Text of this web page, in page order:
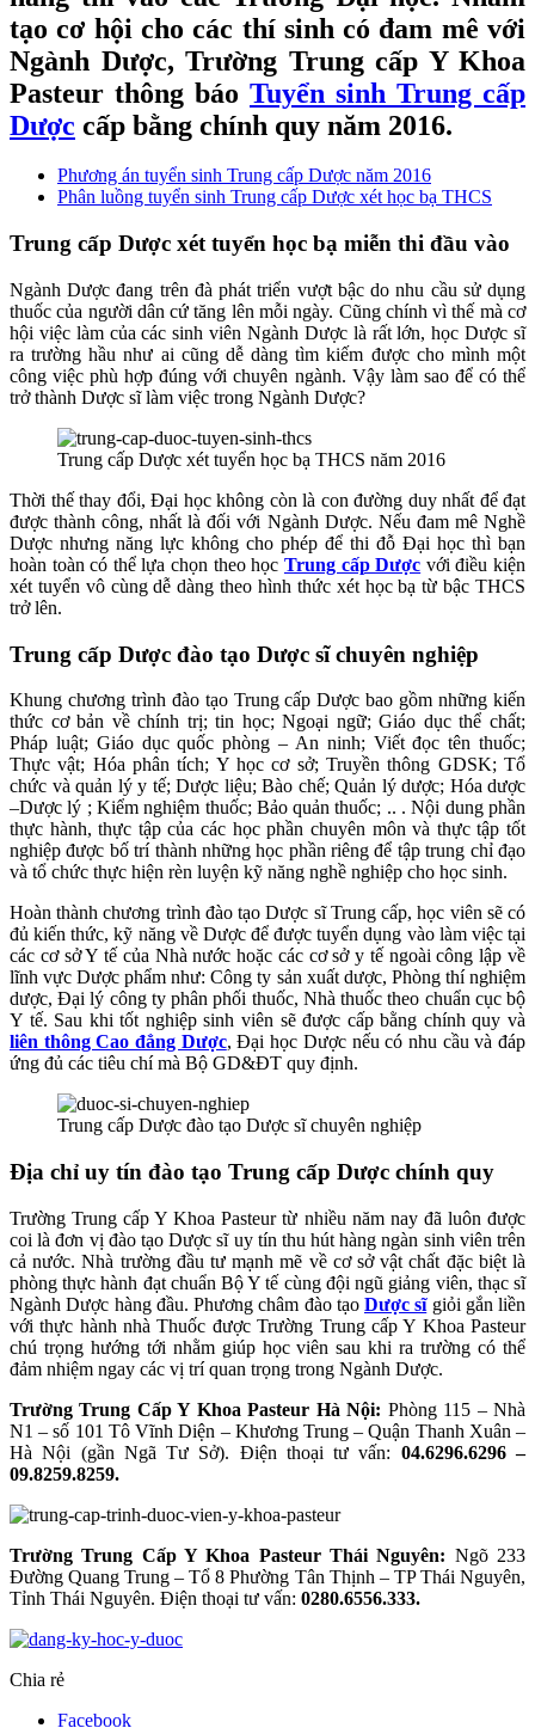
tạo cơ hội cho các thí sinh có đam mê với
Ngành Dược, Trường Trung cấp Y Khoa
Pasteur thông báo Tuyển sinh Trung cấp
Dược cấp bằng chính quy năm 2016.
Phương án tuyển sinh Trung cấp Dược năm 2016
Phân luồng tuyển sinh Trung cấp Dược xét học bạ THCS
Trung cấp Dược xét tuyển học bạ miễn thi đầu vào
Ngành Dược đang trên đà phát triển vượt bậc do nhu cầu sử dụng
thuốc của người dân cứ tăng lên mỗi ngày. Cũng chính vì thế mà cơ
hội việc làm của các sinh viên Ngành Dược là rất lớn, học Dược sĩ
ra trường hầu như ai cũng dễ dàng tìm kiếm được cho mình một
công việc phù hợp đúng với chuyên ngành. Vậy làm sao để có thể
trở thành Dược sĩ làm việc trong Ngành Dược?
Trung cấp Dược xét tuyển học bạ THCS năm 2016
Thời thế thay đổi, Đại học không còn là con đường duy nhất để đạt
được thành công, nhất là đối với Ngành Dược. Nếu đam mê Nghề
Dược nhưng năng lực không cho phép để thi đỗ Đại học thì bạn
hoàn toàn có thể lựa chọn theo học Trung cấp Dược với điều kiện
xét tuyển vô cùng dễ dàng theo hình thức xét học bạ từ bậc THCS
trở lên.
Trung cấp Dược đào tạo Dược sĩ chuyên nghiệp
Khung chương trình đào tạo Trung cấp Dược bao gồm những kiến
thức cơ bản về chính trị; tin học; Ngoại ngữ; Giáo dục thể chất;
Pháp luật; Giáo dục quốc phòng – An ninh; Viết đọc tên thuốc;
Thực vật; Hóa phân tích; Y học cơ sở; Truyền thông GDSK; Tổ
chức và quản lý y tế; Dược liệu; Bào chế; Quản lý dược; Hóa dược
–Dược lý ; Kiểm nghiệm thuốc; Bảo quản thuốc; .. . Nội dung phần
thực hành, thực tập của các học phần chuyên môn và thực tập tốt
nghiệp được bố trí thành những học phần riêng để tập trung chỉ đạo
và tổ chức thực hiện rèn luyện kỹ năng nghề nghiệp cho học sinh.
Hoàn thành chương trình đào tạo Dược sĩ Trung cấp, học viên sẽ có
đủ kiến thức, kỹ năng về Dược để được tuyển dụng vào làm việc tại
các cơ sở Y tế của Nhà nước hoặc các cơ sở y tế ngoài công lập về
lĩnh vực Dược phẩm như: Công ty sản xuất dược, Phòng thí nghiệm
dược, Đại lý công ty phân phối thuốc, Nhà thuốc theo chuẩn cục bộ
Y tế. Sau khi tốt nghiệp sinh viên sẽ được cấp bằng chính quy và
liên thông Cao đẳng Dược, Đại học Dược nếu có nhu cầu và đáp
ứng đủ các tiêu chí mà Bộ GD&ĐT quy định.
Trung cấp Dược đào tạo Dược sĩ chuyên nghiệp
Địa chỉ uy tín đào tạo Trung cấp Dược chính quy
Trường Trung cấp Y Khoa Pasteur từ nhiều năm nay đã luôn được
coi là đơn vị đào tạo Dược sĩ uy tín thu hút hàng ngàn sinh viên trên
cả nước. Nhà trường đầu tư mạnh mẽ về cơ sở vật chất đặc biệt là
phòng thực hành đạt chuẩn Bộ Y tế cùng đội ngũ giảng viên, thạc sĩ
Ngành Dược hàng đầu. Phương châm đào tạo Dược sĩgiỏi gắn liền
với thực hành nhà Thuốc được Trường Trung cấp Y Khoa Pasteur
chú trọng hướng tới nhằm giúp học viên sau khi ra trường có thể
đảm nhiệm ngay các vị trí quan trọng trong Ngành Dược.
Trường Trung Cấp Y Khoa Pasteur Hà Nội: Phòng 115 – Nhà
N1 – số 101 Tô Vĩnh Diện – Khương Trung – Quận Thanh Xuân –
Hà Nội (gần Ngã Tư Sở). Điện thoại tư vấn: 04.6296.6296 –
09.8259.8259.
Trường Trung Cấp Y Khoa Pasteur Thái Nguyên: Ngõ 233
Đường Quang Trung – Tổ 8 Phường Tân Thịnh – TP Thái Nguyên,
Tỉnh Thái Nguyên. Điện thoại tư vấn: 0280.6556.333.
Chia rẻ
Facebook